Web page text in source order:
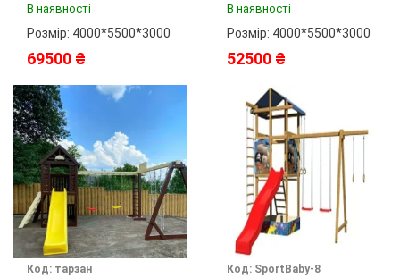
В наявності
Розмір: 4000*5500*3000
69500 ₴
В наявності
Розмір: 4000*5500*3000
52500 ₴
Код: тарзан Код: SportBaby-8